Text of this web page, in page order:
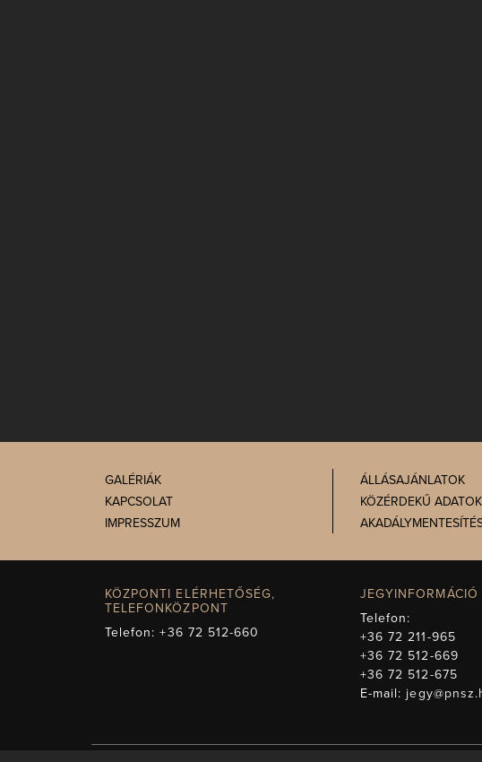
GALÉRIÁK
KAPCSOLAT
IMPRESSZUM
ÁLLÁSAJÁNLATOK
KÖZÉRDEKŰ ADATOK
KÖZPONTI ELÉRHETŐSÉG,
TELEFONKÖZPONT
Telefon:+36 72 512-660
JEGYINFORMÁCIÓ
Telefon:
+36 72 211-965
+36 72 512-669
+36 72 512-675
E-mail: